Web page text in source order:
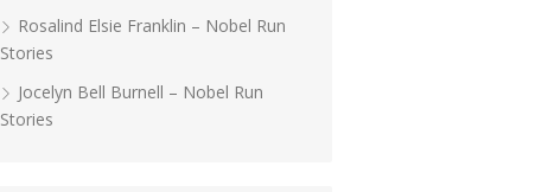
Rosalind Elsie Franklin – Nobel Run
Stories
Jocelyn Bell Burnell – Nobel Run
Stories